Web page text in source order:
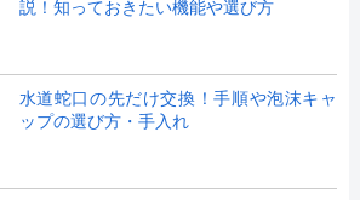
説！知っておきたい機能や選び方
水道蛇口の先だけ交換！手順や泡沫キャ
ップの選び方・手入れ